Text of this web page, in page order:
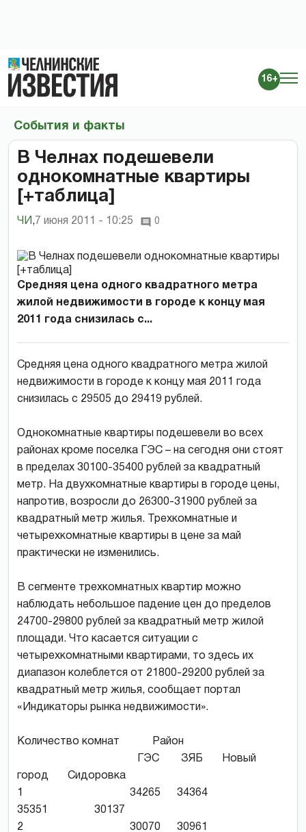
16+
События и факты
В Челнах подешевели
однокомнатные квартиры
[+таблица]
ЧИ , 7 июня 2011 - 10:25 0
Средняя цена одного квадратного метра
жилой недвижимости в городе к концу мая
2011 года снизилась с...
Средняя цена одного квадратного метра жилой
недвижимости в городе к концу мая 2011 года
снизилась с 29505 до 29419 рублей.
Однокомнатные квартиры подешевели во всех
районах кроме поселка ГЭС – на сегодня они стоят
в пределах 30100-35400 рублей за квадратный
метр. На двухкомнатные квартиры в городе цены,
напротив, возросли до 26300-31900 рублей за
квадратный метр жилья. Трехкомнатные и
четырехкомнатные квартиры в цене за май
практически не изменились.
В сегменте трехкомнатных квартир можно
наблюдать небольшое падение цен до пределов
24700-29800 рублей за квадратный метр жилой
площади. Что касается ситуации с
четырехкомнатными квартирами, то здесь их
диапазон колеблется от 21800-29200 рублей за
квадратный метр жилья, сообщает портал
«Индикаторы рынка недвижимости».
Количество комнат Район
ГЭС ЗЯБ Новый
город Сидоровка
1 34265 34364
35351 30137
2 30070 30961